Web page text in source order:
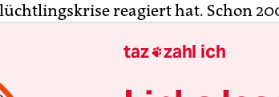
reagiert hat. Schon
an den Außengrenzen überlassen,
taz zahl ich